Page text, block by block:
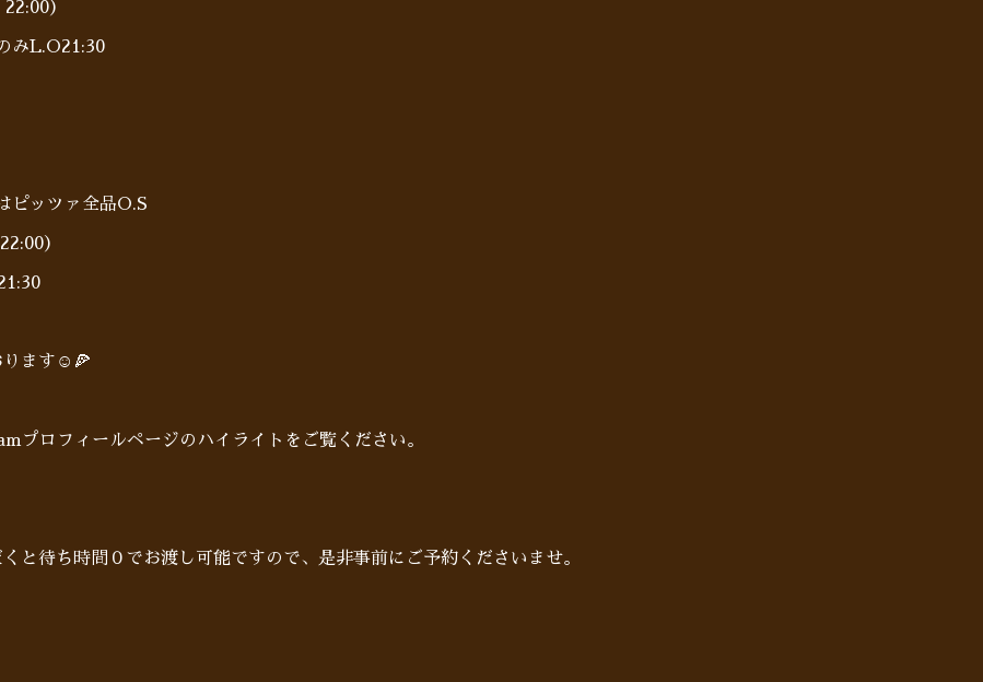
）
L.O21:30
ピッツァ全品O.S
）
ります☺️🍕
プロフィールページのハイライトをご覧ください。
と待ち時間０でお渡し可能ですので、是非事前にご予約くださいませ。